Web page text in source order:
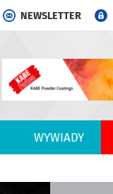
NEWSLETTER
WYWIADY